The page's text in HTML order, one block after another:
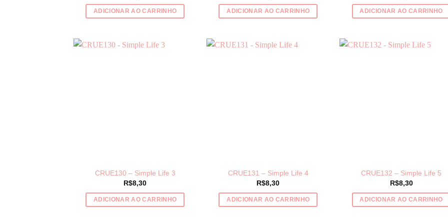
ADICIONAR AO CARRINHO ADICIONAR AO CARRINHO ADICIONAR AO CARRINHO
CRUE130 – Simple Life 3
R$8,30
ADICIONAR AO CARRINHO
CRUE131 – Simple Life 4
R$8,30
ADICIONAR AO CARRINHO
CRUE132 – Simple Life 5
R$8,30
ADICIONAR AO CARRINHO